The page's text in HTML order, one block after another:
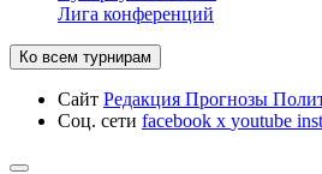
Лига конференций
Ко всем турнирам
Сайт Редакция Прогнозы
Соц. сети facebook x youtube